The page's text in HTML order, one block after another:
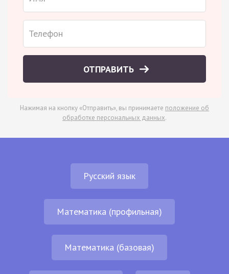
ОТПРАВИТЬ
Нажимая на кнопку «Отправить», вы принимаете положение об
обработке персональных данных.
Русский язык
Математика (профильная)
Математика (базовая)